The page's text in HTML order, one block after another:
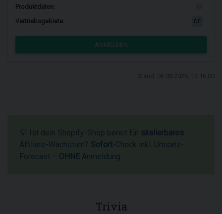
Produktdaten:
Vertriebsgebiete:
ANMELDEN
💡 Ist dein Shopify-Shop bereit für skalierbares
Affiliate-Wachstum? Sofort-Check inkl. Umsatz-
Forecast – OHNE Anmeldung.
Trivia